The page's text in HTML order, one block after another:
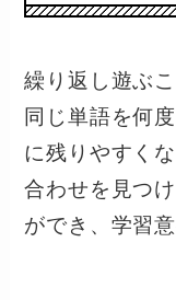
繰り返し遊ぶ
同じ単語を何
に残りやすく
合わせを見つ
ができ、学習